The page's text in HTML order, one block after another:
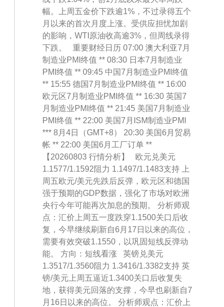
幅。上周五金价下跌逾1%，不过录得五个
月以来的首次月度上涨。受供应担忧加剧
的影响，WTI原油收高逾3%，但周线录得
下跌。 重要财经日历 07:00 澳大利亚7月
制造业PMI终值 ** 08:30 日本7月制造业
PMI终值 ** 09:45 中国7月制造业PMI终值
** 15:55 德国7月制造业PMI终值 ** 16:00
欧元区7月制造业PMI终值 ** 16:30 英国7
月制造业PMI终值 ** 21:45 美国7月制造业
PMI终值 ** 22:00 美国7月ISM制造业PMI
*** 8月4日（GMT+8） 20:30 美国6月贸易
帐 ** 22:00 美国6月工厂订单 **
【20260803 行情分析】 欧元兑美元
1.1577/1.1592阻力 1.1497/1.1483支持 上
周五欧元/美元先跌后反弹，欧元区和德国
强于预期的GDP数据，强化了市场对欧洲
央行今年可能再次加息的预期。 分析师观
点：汇价上周五一度跌穿1.1500关口后收
复，今早继续刷新自6月17日以来的高位，
需要有效突破1.1550，以巩固短线反弹动
能。 方向：短线看涨 英镑兑美元
1.3517/1.3560阻力 1.3416/1.3382支持 英
镑/美元上周五逼近1.3400关口后收复失
地，获得美元回落的支撑，今早也刷新自7
月16日以来的高位。 分析师观点：汇价上